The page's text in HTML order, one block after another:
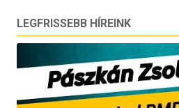
LEGFRISSEBB HÍREINK